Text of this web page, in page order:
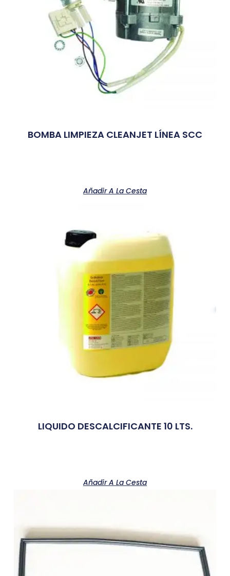
BOMBA LIMPIEZA CLEANJET LÍNEA SCC
Añadir A La Cesta
LIQUIDO DESCALCIFICANTE 10 LTS.
Añadir A La Cesta